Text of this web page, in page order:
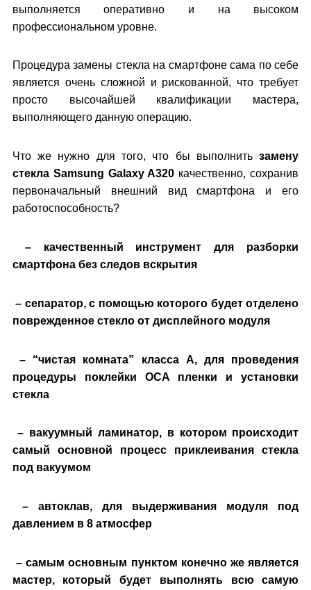
выполняется оперативно и на высоком
профессиональном уровне.
Процедура замены стекла на смартфоне сама по себе
является очень сложной и рискованной, что требует
просто высочайшей квалификации мастера,
выполняющего данную операцию.
Что же нужно для того, что бы выполнитьзамену
стекла Samsung Galaxy A320 качественно, сохранив
первоначальный внешний вид смартфона и его
работоспособность?
– качественный инструмент для разборки
смартфона без следов вскрытия
– сепаратор, с помощью которого будет отделено
поврежденное стекло от дисплейного модуля
– “чистая комната” класса А, для проведения
процедуры поклейки ОСА пленки и установки
стекла
– вакуумный ламинатор, в котором происходит
самый основной процесс приклеивания стекла
под вакуумом
– автоклав, для выдерживания модуля под
давлением в 8 атмосфер
– самым основным пунктом конечно же является
мастер, который будет выполнять всю самую